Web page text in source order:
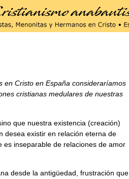
en Cristo en España consideraríamos
cristianas medulares de nuestras
que nuestra existencia (creación)
desea existir en relación eterna de
inseparable de relaciones de amor
desde la antigüedad, frustración que